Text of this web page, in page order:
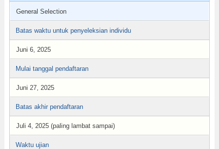
General Selection
Batas waktu untuk penyeleksian individu
Juni 6, 2025
Mulai tanggal pendaftaran
Juni 27, 2025
Batas akhir pendaftaran
Juli 4, 2025 (paling lambat sampai)
Waktu ujian